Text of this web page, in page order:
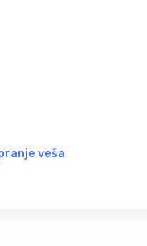
pranje veša